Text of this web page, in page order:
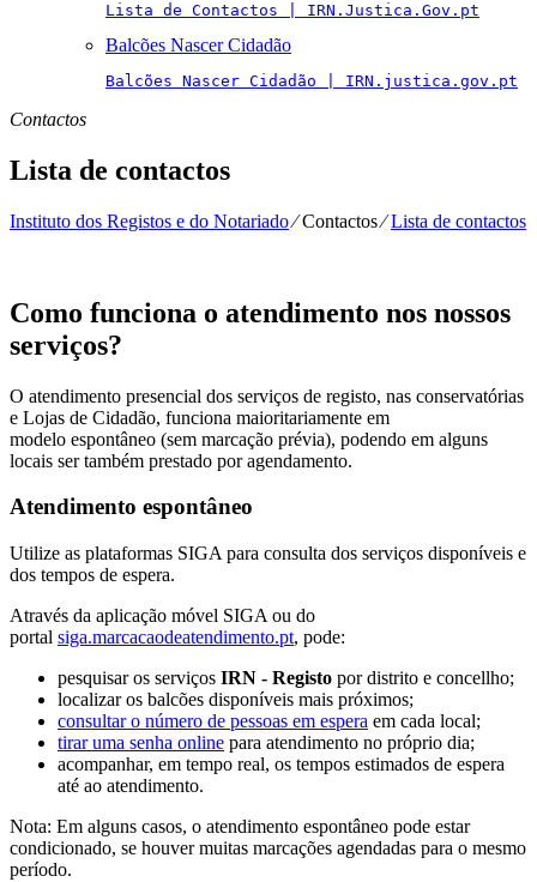
Lista de Contactos | IRN.Justica.Gov.pt
Balcões Nascer Cidadão
Balcões Nascer Cidadão | IRN.justica.gov.pt
Contactos
Lista de contactos
Instituto dos Registos e do Notariado⁄Contactos⁄Lista de contactos
Como funciona o atendimento nos nossos
serviços?
O atendimento presencial dos serviços de registo, nas conservatórias
e Lojas de Cidadão, funciona maioritariamente em
modelo espontâneo (sem marcação prévia), podendo em alguns
locais ser também prestado por agendamento.
Atendimento espontâneo
Utilize as plataformas SIGA para consulta dos serviços disponíveis e
dos tempos de espera.
Através da aplicação móvel SIGA ou do
portal siga.marcacaodeatendimento.pt, pode:
pesquisar os serviços IRN - Registo por distrito e concellho;
localizar os balcões disponíveis mais próximos;
consultar o número de pessoas em espera em cada local;
tirar uma senha online para atendimento no próprio dia;
acompanhar, em tempo real, os tempos estimados de espera
até ao atendimento.
Nota: Em alguns casos, o atendimento espontâneo pode estar
condicionado, se houver muitas marcações agendadas para o mesmo
período.